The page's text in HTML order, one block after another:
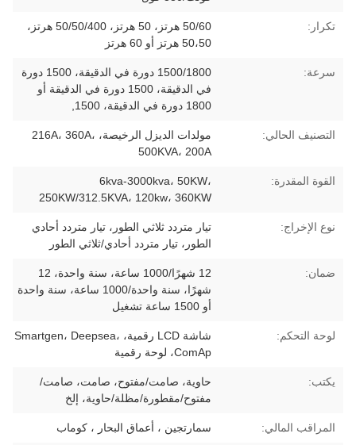
تكرار:
50/60 هرتز، 50 هرتز، 50/50/400 هرتز،
50،50 هرتز أو 60 هرتز
سرعة:
1500/1800 دورة في الدقيقة، 1500 دورة
في الدقيقة، 1500 دورة في الدقيقة أو
1800 دورة في الدقيقة، 1500,
التصنيف الحالي:
مولدات الديزل الرخيصة، 216A، 360A،
500KVA، 200A
القوة المقدرة:
6kva-3000kva، 50KW،
250KW/312.5KVA، 120kw، 360KW
نوع الإخراج:
تيار متردد ثلاثي الطور، تيار متردد أحادي
الطور، تيار متردد أحادي/ثلاثي الطور
ضمان:
12 شهرًا/1000 ساعة، سنة واحدة، 12
شهرًا، سنة واحدة/1000 ساعة، سنة واحدة
أو 1500 ساعة تشغيل
لوحة التحكم:
شاشة LCD رقمية، Smartgen، Deepsea،
ComAp، لوحة رقمية
يكتب:
حاوية، صامت/مفتوح، صامت، صامت/
مفتوح/مقطورة/مظلة/حاوية، إلخ
المراقب المالي: سمارتجين ، أعماق البحار ، كوماب